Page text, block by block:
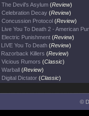
The Devil's Asylum (Review)
Celebration Decay (Review)
Concussion Protocol (Review)
Live You To Death 2 - American
Electric Punishment (Review)
LIVE You To Death (Review)
Razorback Killers (Review)
Vicious Rumors (Classic)
Warball (Review)
Digital Dictator (Classic)
©